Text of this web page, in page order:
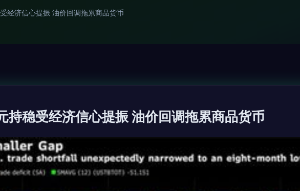
经济信心提振 油价回调拖累商品货币
持稳受经济信心提振 油价回调拖累商品货币